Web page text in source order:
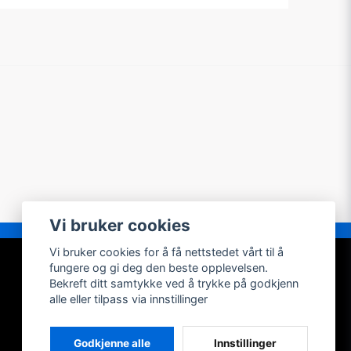
MIN KONTO
Logg inn
Glemt passordet?
Vi bruker cookies
Vi bruker cookies for å få nettstedet vårt til å
fungere og gi deg den beste opplevelsen.
Bekreft ditt samtykke ved å trykke på godkjenn
alle eller tilpass via innstillinger
Godkjenne alle Innstillinger